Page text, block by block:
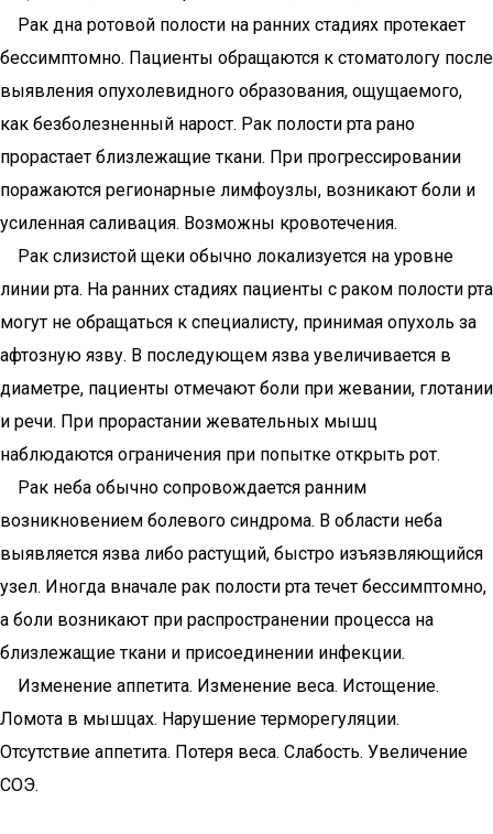
Рак дна ротовой полости на ранних стадиях протекает
бессимптомно. Пациенты обращаются к стоматологу после
выявления опухолевидного образования, ощущаемого,
как безболезненный нарост. Рак полости рта рано
прорастает близлежащие ткани. При прогрессировании
поражаются регионарные лимфоузлы, возникают боли и
усиленная саливация. Возможны кровотечения.
Рак слизистой щеки обычно локализуется на уровне
линии рта. На ранних стадиях пациенты с раком полости рта
могут не обращаться к специалисту, принимая опухоль за
афтозную язву. В последующем язва увеличивается в
диаметре, пациенты отмечают боли при жевании, глотании
и речи. При прорастании жевательных мышц
наблюдаются ограничения при попытке открыть рот.
Рак неба обычно сопровождается ранним
возникновением болевого синдрома. В области неба
выявляется язва либо растущий, быстро изъязвляющийся
узел. Иногда вначале рак полости рта течет бессимптомно,
а боли возникают при распространении процесса на
близлежащие ткани и присоединении инфекции.
Изменение аппетита. Изменение веса. Истощение.
Ломота в мышцах. Нарушение терморегуляции.
Отсутствие аппетита. Потеря веса. Слабость. Увеличение
СОЭ.